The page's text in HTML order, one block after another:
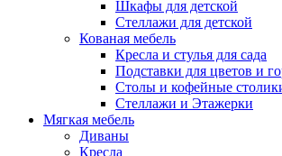
Шкафы для детской
Стеллажи для детской
Кованая мебель
Кресла и стулья для сада
Подставки для цветов и
Столы и кофейные
Стеллажи и Этажерки
Мягкая мебель
Диваны
Кресла